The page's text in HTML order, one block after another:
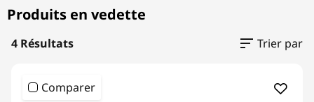
o
p
Produits en vedette
4 Résultats Trier par
Comparer